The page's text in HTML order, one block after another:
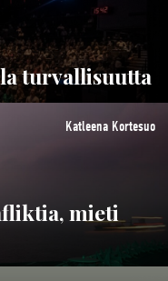
turvallisuutta
Katleena Kortesuo
mieti